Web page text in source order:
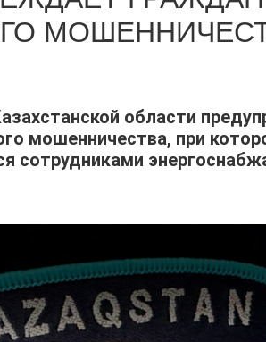
области
мошенничества, при
сотрудниками